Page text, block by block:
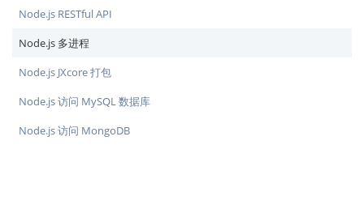
Node.js RESTful API
Node.js 多进程
Node.js JXcore 打包
Node.js 访问 MySQL 数据库
Node.js 访问 MongoDB